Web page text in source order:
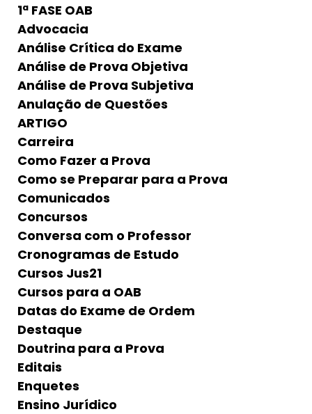
1ª FASE OAB
Advocacia
Análise Crítica do Exame
Análise de Prova Objetiva
Análise de Prova Subjetiva
Anulação de Questões
ARTIGO
Carreira
Como Fazer a Prova
Como se Preparar para a Prova
Comunicados
Concursos
Conversa com o Professor
Cronogramas de Estudo
Cursos Jus21
Cursos para a OAB
Datas do Exame de Ordem
Destaque
Doutrina para a Prova
Editais
Enquetes
Ensino Jurídico